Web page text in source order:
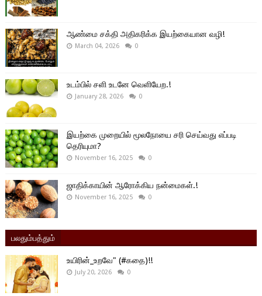
ஆண்மை சக்தி அதிகரிக்க இயற்கையான வழி!
March 04, 2026 0
உடம்பில் சளி உடனே வெளியேற.!
January 28, 2026 0
இயற்கை முறையில் மூலநோயை சரி செய்வது எப்படி
தெரியுமா?
November 16, 2025 0
ஜாதிக்காயின் ஆரோக்கிய நன்மைகள்.!
November 16, 2025 0
பலதும்பத்தும்
உயிரின்_உறவே" (#கதை)!!
July 20, 2026 0